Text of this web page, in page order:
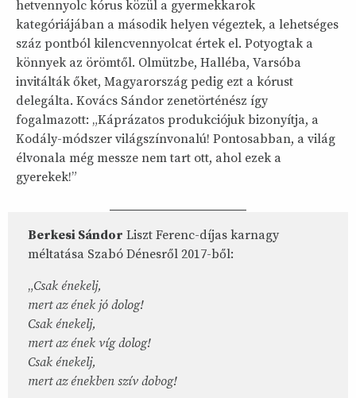
hetvennyolc kórus közül a gyermekkarok
kategóriájában a második helyen végeztek, a lehetséges
száz pontból kilencvennyolcat értek el. Potyogtak a
könnyek az örömtől. Olmützbe, Halléba, Varsóba
invitálták őket, Magyarország pedig ezt a kórust
delegálta. Kovács Sándor zenetörténész így
fogalmazott: „Káprázatos produkciójuk bizonyítja, a
Kodály-módszer világszínvonalú! Pontosabban, a világ
élvonala még messze nem tart ott, ahol ezek a
gyerekek!”
Berkesi Sándor Liszt Ferenc-díjas karnagy
méltatása Szabó Dénesről 2017-ből:
„Csak énekelj,
mert az ének jó dolog!
Csak énekelj,
mert az ének víg dolog!
Csak énekelj,
mert az énekben szív dobog!